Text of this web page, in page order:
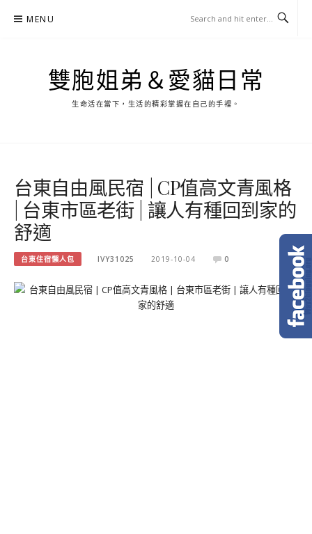
MENU
雙胞姐弟＆愛貓日常
生命活在當下，生活的精彩掌握在自己的手裡。
台東自由風民宿 | CP值高文青風格
| 台東市區老街 | 讓人有種回到家的
舒適
台東住宿懶人包 IVY31025 2019-10-04 0